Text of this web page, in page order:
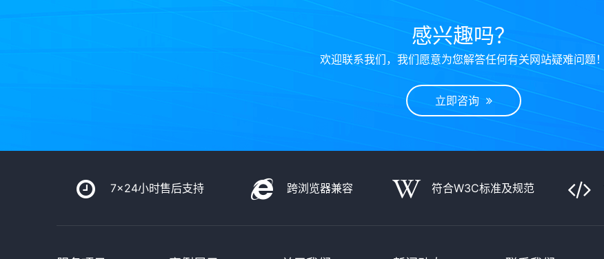
感兴趣吗？
欢迎联系我们，我们愿意为您解答任何有关网站疑难问题！
立即咨询
7x24小时售后支持 跨浏览器兼容 符合W3C标准及规范